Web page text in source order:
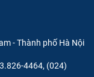
- Thành phố Hà Nội
4464, (024)